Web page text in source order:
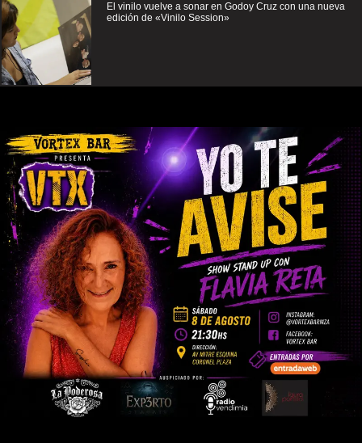
El vinilo vuelve a sonar en Godoy Cruz con una nueva
edición de «Vinilo Session»